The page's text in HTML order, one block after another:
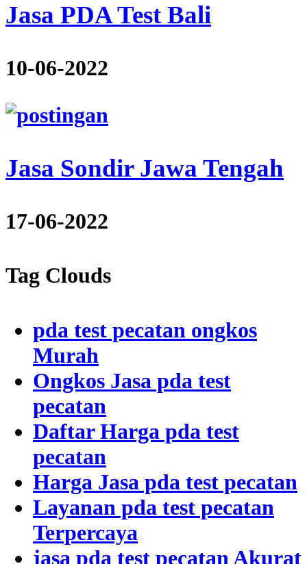
Jasa PDA Test Bali
10-06-2022
Jasa Sondir Jawa Tengah
17-06-2022
Tag Clouds
pda test pecatan ongkos
Murah
Ongkos Jasa pda test
pecatan
Daftar Harga pda test
pecatan
Harga Jasa pda test pecatan
Layanan pda test pecatan
Terpercaya
jasa pda test pecatan Akurat